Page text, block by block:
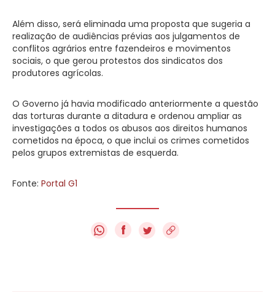
Além disso, será eliminada uma proposta que sugeria a
realização de audiências prévias aos julgamentos de
conflitos agrários entre fazendeiros e movimentos
sociais, o que gerou protestos dos sindicatos dos
produtores agrícolas.
O Governo já havia modificado anteriormente a questão
das torturas durante a ditadura e ordenou ampliar as
investigações a todos os abusos aos direitos humanos
cometidos na época, o que inclui os crimes cometidos
pelos grupos extremistas de esquerda.
Fonte: Portal G1
f